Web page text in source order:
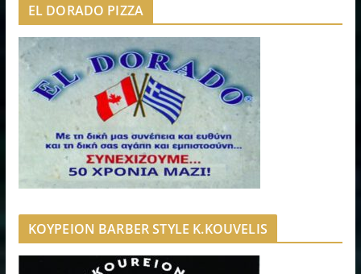
EL DORADO PIZZA
ΚΟΥΡΕΙΟΝ BARBER STYLE K.KOUVELIS